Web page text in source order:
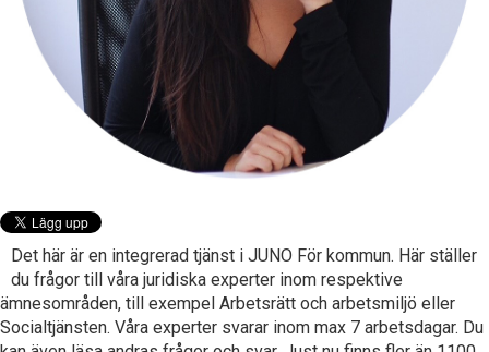
Det här är en integrerad tjänst i JUNO För kommun. Här ställer
du frågor till våra juridiska experter inom respektive
ämnesområden, till exempel Arbetsrätt och arbetsmiljö eller
Socialtjänsten. Våra experter svarar inom max 7 arbetsdagar. Du